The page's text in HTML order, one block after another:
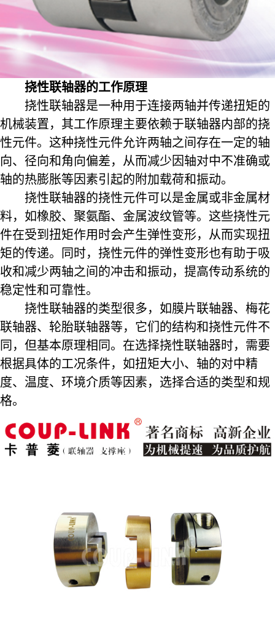
挠性联轴器的工作原理
挠性联轴器是一种用于连接两轴并传递扭矩的
机械装置，其工作原理主要依赖于联轴器内部的挠
性元件。这种挠性元件允许两轴之间存在一定的轴
向、径向和角向偏差，从而减少因轴对中不准确或
轴的热膨胀等因素引起的附加载荷和振动。
挠性联轴器的挠性元件可以是金属或非金属材
料，如橡胶、聚氨酯、金属波纹管等。这些挠性元
件在受到扭矩作用时会产生弹性变形，从而实现扭
矩的传递。同时，挠性元件的弹性变形也有助于吸
收和减少两轴之间的冲击和振动，提高传动系统的
稳定性和可靠性。
挠性联轴器的类型很多，如膜片联轴器、 梅花
联轴器、轮胎联轴器等，它们的结构和挠性元件不
同，但基本原理相同。在选择挠性联轴器时，需要
根据具体的工况条件，如扭矩大小、轴的对中精
度、温度、环境介质等因素，选择合适的类型和规
格。